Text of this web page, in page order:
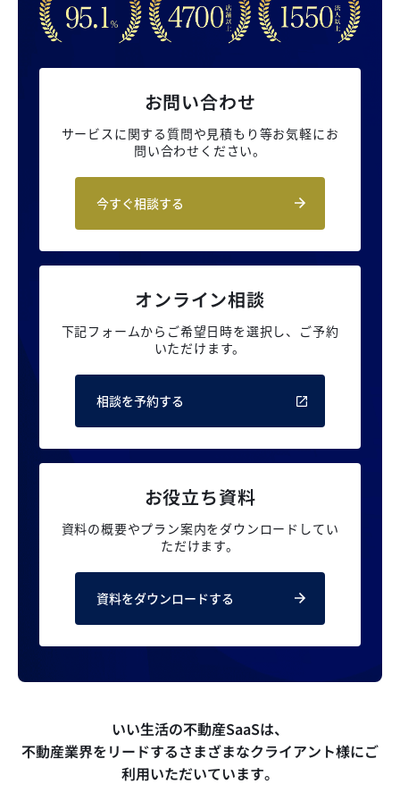
お問い合わせ
サービスに関する質問や見積もり等お気軽にお
問い合わせください。
今すぐ相談する
オンライン相談
下記フォームからご希望日時を選択し、 ご予約
いただけます。
相談を予約する
お役立ち資料
資料の概要やプラン案内をダウンロードしてい
ただけます。
資料をダウンロードする
いい生活の不動産SaaSは、
不動産業界をリードするさまざまなクライアント様にご
利用いただいています。